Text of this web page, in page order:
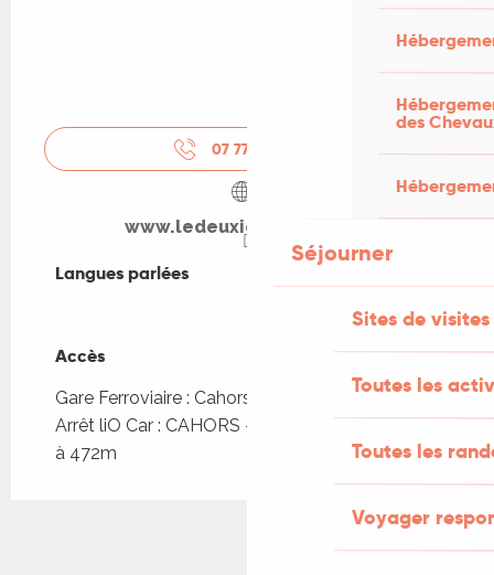
des
Séjourner
Sites de visites
Toutes les
Toutes les
Voyager
07 77 26 64
www.ledeuxiemesouffle.fr
Langues parlées
Langues parlées
Accès
Accès
Gare Ferroviaire : Cahors à 937m
Arrêt liO Car : CAHORS - Octroi Pont L Philippe
à 472m